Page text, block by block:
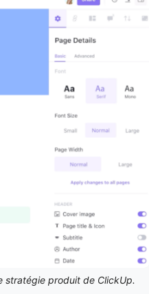
stratégie produit de ClickUp.